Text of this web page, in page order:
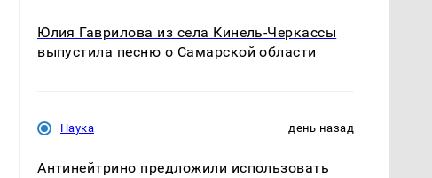
Юлия Гаврилова из села Кинель-Черкассы
выпустила песню о Самарской области
Наука день назад
Антинейтрино предложили использовать